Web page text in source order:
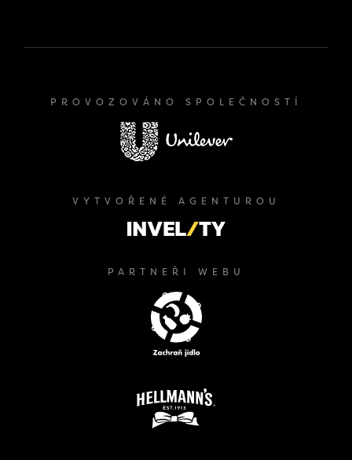
PROVOZOVÁNO SPOLEČNOSTÍ
VYTVOŘENÉ AGENTUROU
PARTNEŘI WEBU